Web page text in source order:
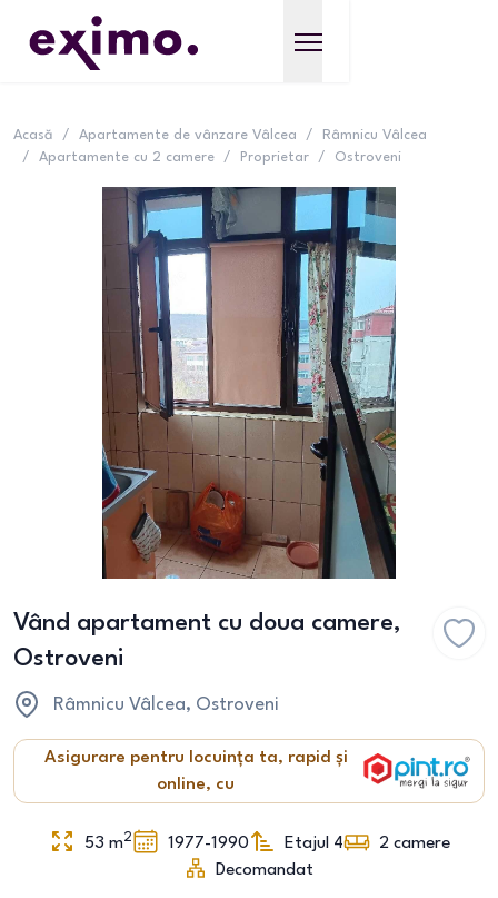
Acasă / Apartamente de vânzare Vâlcea /
Râmnicu Vâlcea
/
Apartamente cu 2 camere / Proprietar / Ostroveni
Vând apartament cu doua camere,
Ostroveni
Râmnicu Vâlcea, Ostroveni
Asigurare pentru locuința ta, rapid și
online, cu
53 m2 1977-1990 Etajul 4 2 camere
Decomandat